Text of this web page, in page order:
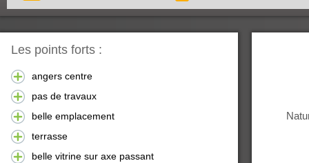
Les points forts :
angers centre
pas de travaux
belle emplacement
terrasse
belle vitrine sur axe passant